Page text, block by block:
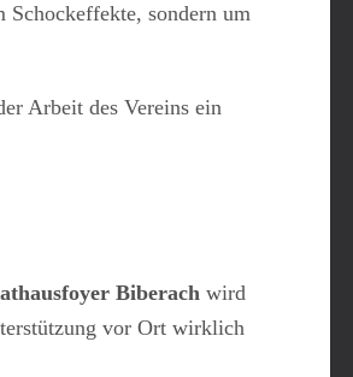
Schockeffekte, sondern um
Arbeit des Vereins ein
Biberach wird
vor Ort wirklich